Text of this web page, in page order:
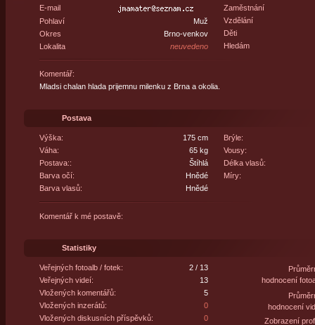
E-mail
Pohlaví
Muž
Okres
Brno-venkov
Lokalita
neuvedeno
Zaměstnání
Vzdělání
Děti
Hledám
Komentář:
Mladsi chalan hlada prijemnu milenku z Brna a okolia.
Postava
Výška:
175 cm
Váha:
65 kg
Postava::
Štíhlá
Barva očí:
Hnědé
Barva vlasů:
Hnědé
Brýle:
Vousy:
Délka vlasů:
Míry:
Komentář k mé postavě:
Statistiky
Veřejných fotoalb / fotek:
2 / 13
Veřejných videí:
13
Vložených komentářů:
5
Vložených inzerátů:
0
Vložených diskusních příspěvků:
0
hodnocení
hodnocení
Zobrazení